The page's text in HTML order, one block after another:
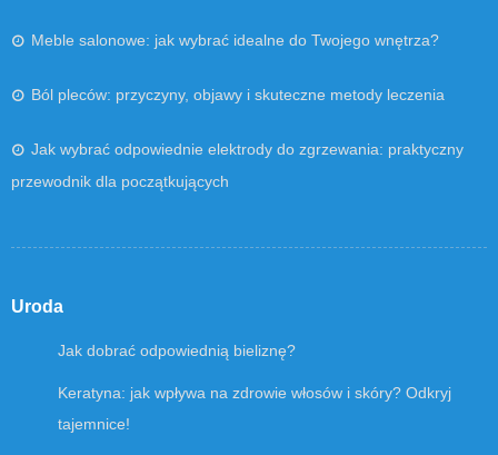
Meble salonowe: jak wybrać idealne do Twojego wnętrza?
Ból pleców: przyczyny, objawy i skuteczne metody leczenia
Jak wybrać odpowiednie elektrody do zgrzewania: praktyczny
przewodnik dla początkujących
Uroda
Jak dobrać odpowiednią bieliznę?
Keratyna: jak wpływa na zdrowie włosów i skóry? Odkryj
tajemnice!